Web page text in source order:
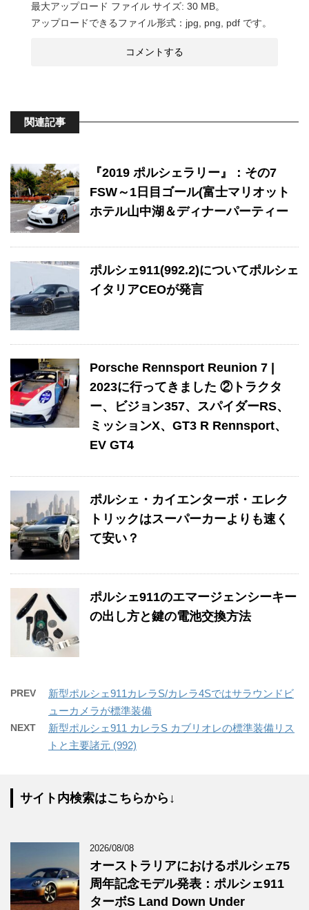
最大アップロード ファイル サイズ: 30 MB。
アップロードできるファイル形式：jpg, png, pdf です。
関連記事
『2019 ポルシェラリー』：その7
FSW～1日目ゴール(富士マリオット
ホテル山中湖＆ディナーパーティー
ポルシェ911(992.2)についてポルシェ
イタリアCEOが発言
Porsche Rennsport Reunion 7 |
2023に行ってきました ②トラクタ
ー、ビジョン357、スパイダーRS、
ミッションX、GT3 R Rennsport、
EV GT4
ポルシェ・カイエンターボ・エレク
トリックはスーパーカーよりも速く
て安い？
ポルシェ911のエマージェンシーキー
の出し方と鍵の電池交換方法
PREV
新型ポルシェ911カレラS/カレラ4Sではサラウンドビ
ューカメラが標準装備
NEXT
新型ポルシェ911 カレラS カブリオレの標準装備リス
トと主要諸元 (992)
サイト内検索はこちらから↓
2026/08/08
オーストラリアにおけるポルシェ75
周年記念モデル発表：ポルシェ911
ターボS Land Down Under